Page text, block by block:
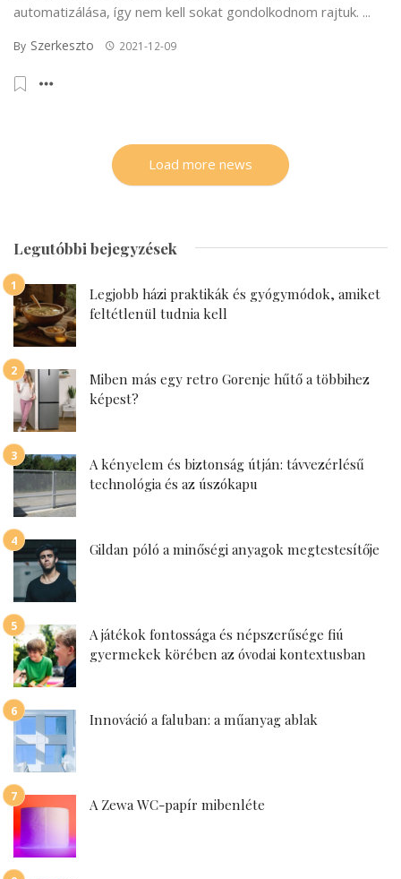
automatizálása, így nem kell sokat gondolkodnom rajtuk. ...
By Szerkeszto 2021-12-09
Load more news
Legutóbbi bejegyzések
Legjobb házi praktikák és gyógymódok, amiket
feltétlenül tudnia kell
Miben más egy retro Gorenje hűtő a többihez
képest?
A kényelem és biztonság útján: távvezérlésű
technológia és az úszókapu
Gildan póló a minőségi anyagok megtestesítője
A játékok fontossága és népszerűsége fiú
gyermekek körében az óvodai kontextusban
Innováció a faluban: a műanyag ablak
A Zewa WC-papír mibenléte